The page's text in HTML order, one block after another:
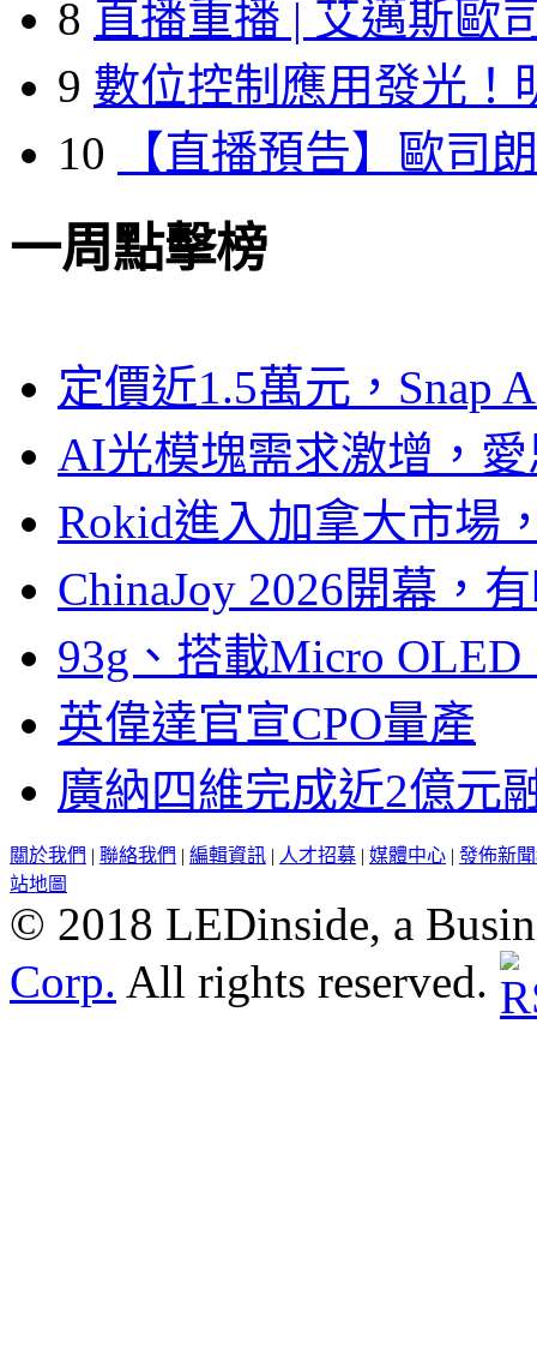
8 直播重播 | 艾邁斯歐
9 數位控制應用發光！
10
【直播預告】歐司
一周點擊榜
定價近1.5萬元，Snap
AI光模塊需求激增，
Rokid進入加拿大市場
ChinaJoy 2026開幕，
93g、搭載Micro
英偉達官宣CPO量產
廣納四維完成近2億元
關於我們 | 聯絡我們 | 編輯資訊 | 人才招募 | 媒體中心 | 發佈新
站地圖
© 2018 LEDinside, a
Corp. All rights reserved.